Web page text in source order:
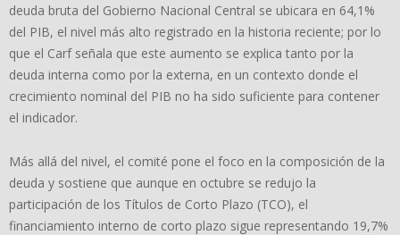
deuda bruta del Gobierno Nacional Central se ubicara en 64,1%
del PIB, el nivel más alto registrado en la historia reciente; por lo
que el Carf señala que este aumento se explica tanto por la
deuda interna como por la externa, en un contexto donde el
crecimiento nominal del PIB no ha sido suficiente para contener
el indicador.
Más allá del nivel, el comité pone el foco en la composición de la
deuda y sostiene que aunque en octubre se redujo la
participación de los Títulos de Corto Plazo (TCO), el
financiamiento interno de corto plazo sigue representando 19,7%